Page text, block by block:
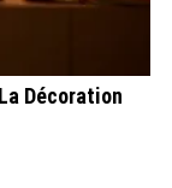
Décoration